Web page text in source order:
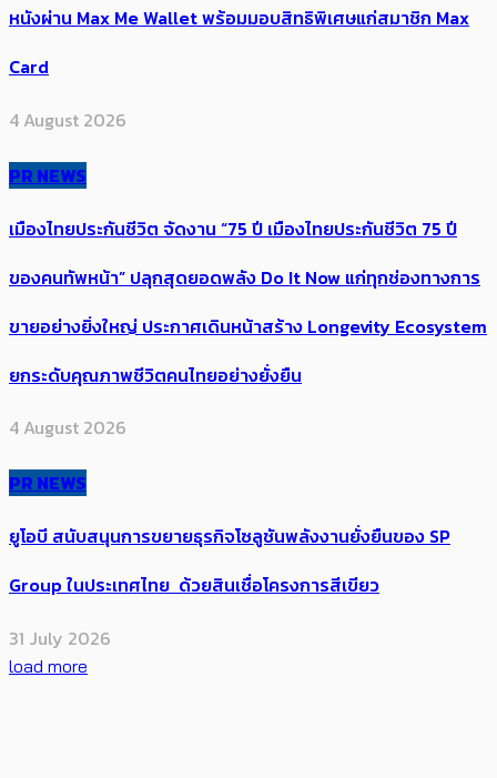
หนังผ่าน Max Me Wallet พร้อมมอบสิทธิพิเศษแก่สมาชิก Max
Card
4 August 2026
PR NEWS
เมืองไทยประกันชีวิต จัดงาน “75 ปี เมืองไทยประกันชีวิต 75 ปี
ของคนทัพหน้า” ปลุกสุดยอดพลัง Do It Now แก่ทุกช่องทางการ
ขายอย่างยิ่งใหญ่ ประกาศเดินหน้าสร้าง Longevity Ecosystem
ยกระดับคุณภาพชีวิตคนไทยอย่างยั่งยืน
4 August 2026
PR NEWS
ยูโอบี สนับสนุนการขยายธุรกิจโซลูชันพลังงานยั่งยืนของ SP
Group ในประเทศไทย ด้วยสินเชื่อโครงการสีเขียว
31 July 2026
load more